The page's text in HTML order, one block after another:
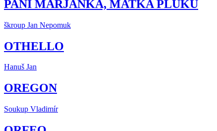
PANÍ MARJÁNKA, MATKA PLUKU
škroup Jan Nepomuk
OTHELLO
Hanuš Jan
OREGON
Soukup Vladimír